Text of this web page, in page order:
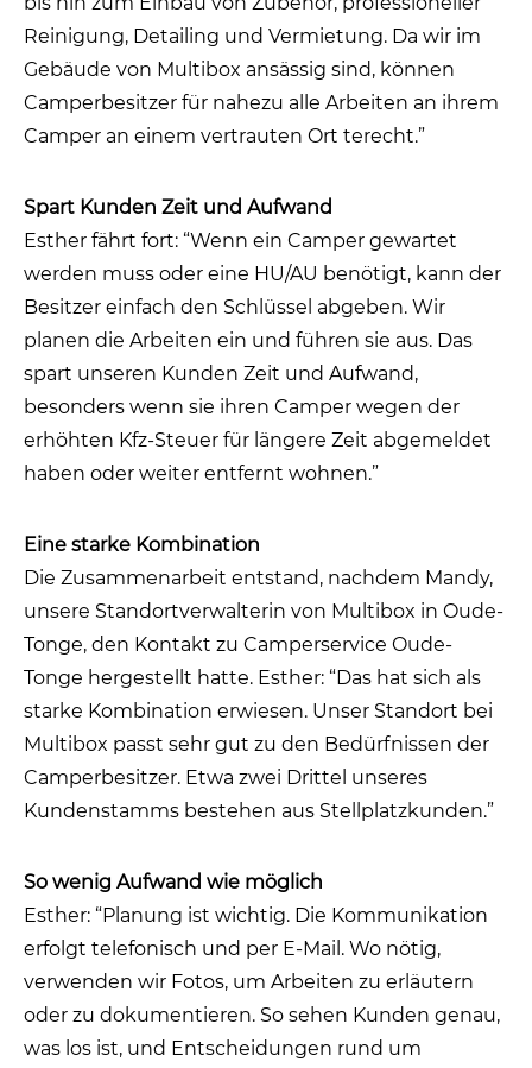
Reinigung, Detailing und Vermietung. Da wir im
Gebäude von Multibox ansässig sind, können
Camperbesitzer für nahezu alle Arbeiten an ihrem
Camper an einem vertrauten Ort terecht.”
Spart Kunden Zeit und Aufwand
Esther fährt fort: “Wenn ein Camper gewartet
werden muss oder eine HU/AU benötigt, kann der
Besitzer einfach den Schlüssel abgeben. Wir
planen die Arbeiten ein und führen sie aus. Das
spart unseren Kunden Zeit und Aufwand,
besonders wenn sie ihren Camper wegen der
erhöhten Kfz-Steuer für längere Zeit abgemeldet
haben oder weiter entfernt wohnen.”
Eine starke Kombination
Die Zusammenarbeit entstand, nachdem Mandy,
unsere Standortverwalterin von Multibox in Oude-
Tonge, den Kontakt zu Camperservice Oude-
Tonge hergestellt hatte. Esther: “Das hat sich als
starke Kombination erwiesen. Unser Standort bei
Multibox passt sehr gut zu den Bedürfnissen der
Camperbesitzer. Etwa zwei Drittel unseres
Kundenstamms bestehen aus Stellplatzkunden.”
So wenig Aufwand wie möglich
Esther: “Planung ist wichtig. Die Kommunikation
erfolgt telefonisch und per E-Mail. Wo nötig,
verwenden wir Fotos, um Arbeiten zu erläutern
oder zu dokumentieren. So sehen Kunden genau,
was los ist, und Entscheidungen rund um